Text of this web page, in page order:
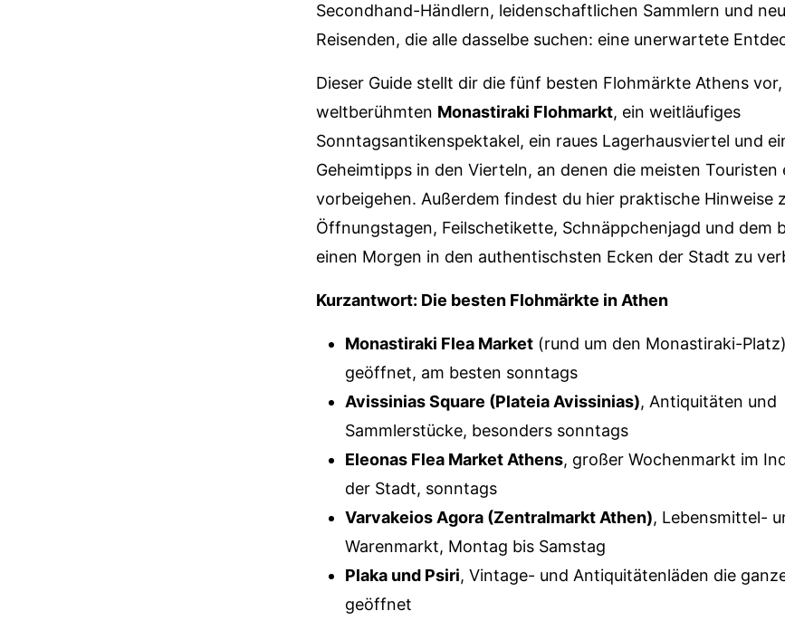
Secondhand-Händlern, leidenschaftlichen Sammlern und
Reisenden, die alle dasselbe suchen: eine unerwartete
Dieser Guide stellt dir die fünf besten Flohmärkte Athens
weltberühmten Monastiraki Flohmarkt, ein weitläufiges
Sonntagsantikenspektakel, ein raues Lagerhausviertel und
Geheimtipps in den Vierteln, an denen die meisten Touristen
vorbeigehen. Außerdem findest du hier praktische Hinweise
Öffnungstagen, Feilschetikette, Schnäppchenjagd und dem
einen Morgen in den authentischsten Ecken der Stadt zu
Kurzantwort: Die besten Flohmärkte in Athen
Monastiraki Flea Market(rund um den Monastiraki-
geöffnet, am besten sonntags
Avissinias Square (Plateia Avissinias), Antiquitäten und
Sammlerstücke, besonders sonntags
Eleonas Flea Market Athens, großer Wochenmarkt im
der Stadt, sonntags
Varvakeios Agora (Zentralmarkt Athen), Lebensmittel-
Warenmarkt, Montag bis Samstag
Plaka und Psiri, Vintage- und Antiquitätenläden die
geöffnet